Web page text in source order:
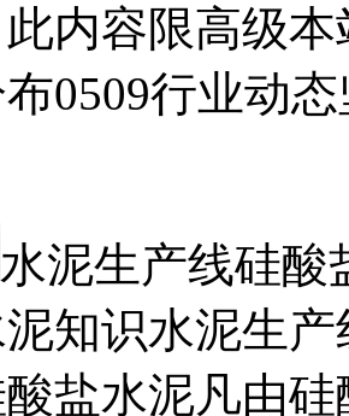
内容限高级
0509行业动
水泥生产线硅酸
知识水泥生
盐水泥凡由